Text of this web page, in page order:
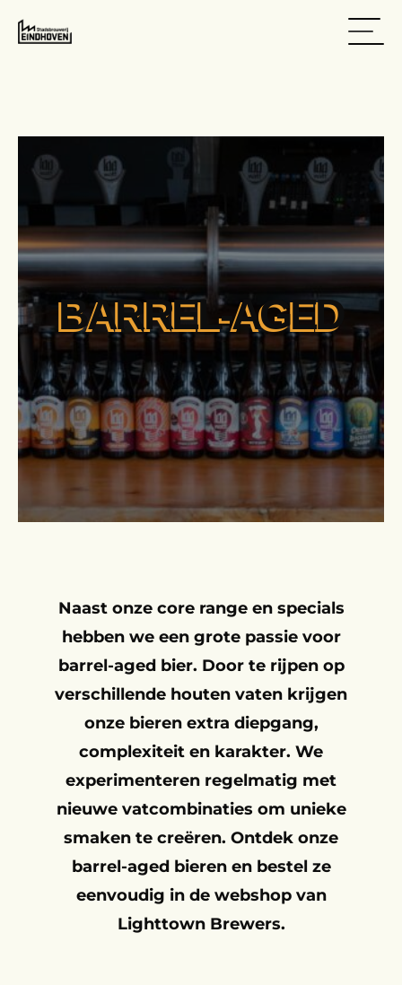
BARREL-AGED
Naast onze core range en specials
hebben we een grote passie voor
barrel-aged bier. Door te rijpen op
verschillende houten vaten krijgen
onze bieren extra diepgang,
complexiteit en karakter. We
experimenteren regelmatig met
nieuwe vatcombinaties om unieke
smaken te creëren. Ontdek onze
barrel-aged bieren en bestel ze
eenvoudig in de webshop van
Lighttown Brewers.